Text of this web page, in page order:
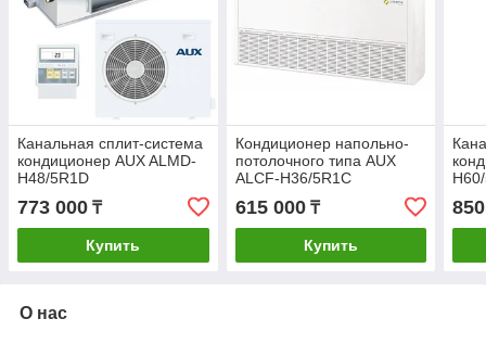
Канальная сплит-система
кондиционер AUX ALMD-
H48/5R1D
773 000 ₸
Купить
Кондиционер напольно-
потолочного типа AUX
ALCF-H36/5R1C
615 000₸
Купить
О нас